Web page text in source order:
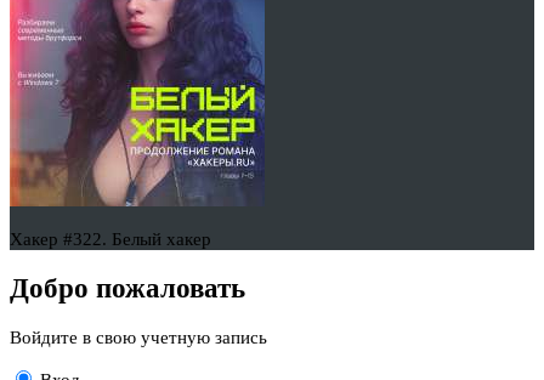
Хакер #322. Белый хакер
Добро пожаловать
Войдите в свою учетную запись